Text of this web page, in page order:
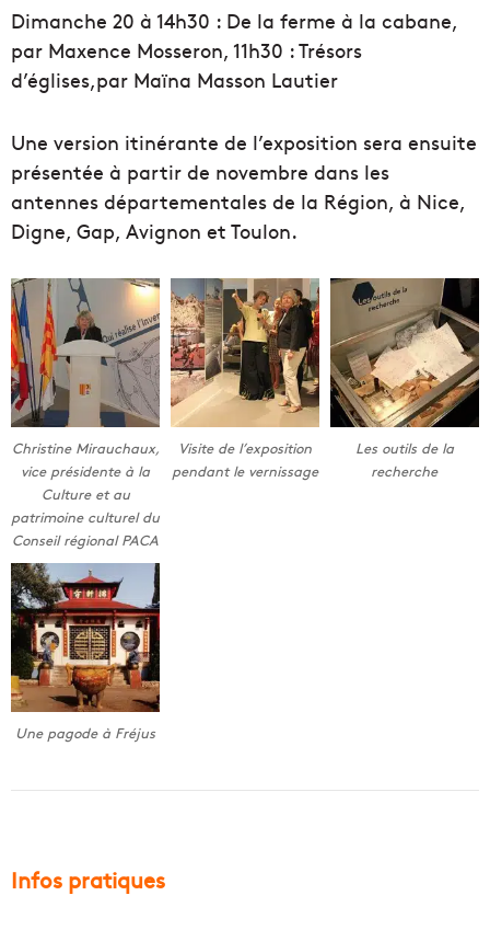
Dimanche 20 à 14h30 : De la ferme à la cabane,
par Maxence Mosseron, 11h30 : Trésors
d’églises,par Maïna Masson Lautier
Une version itinérante de l’exposition sera ensuite
présentée à partir de novembre dans les
antennes départementales de la Région, à Nice,
Digne, Gap, Avignon et Toulon.
Christine Mirauchaux,
vice présidente à la
Culture et au
patrimoine culturel du
Conseil régional PACA
Visite de l’exposition
pendant le vernissage
Les outils de la
recherche
Une pagode à Fréjus
Infos pratiques